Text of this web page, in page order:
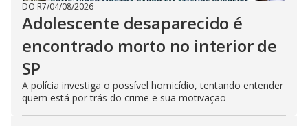
DO R7/04/08/2026
Adolescente desaparecido é
encontrado morto no interior de
SP
A polícia investiga o possível homicídio, tentando entender
quem está por trás do crime e sua motivação